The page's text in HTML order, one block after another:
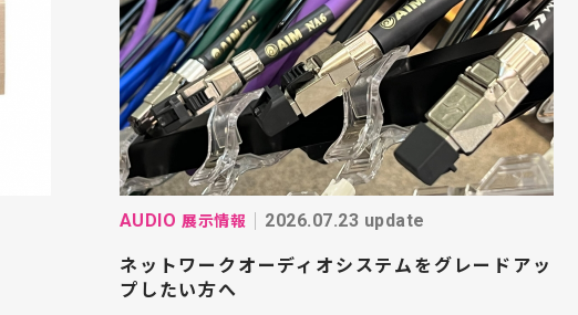
AUDIO 展示情報 2026.07.23 update
ネットワークオーディオシステムをグレードアッ
プしたい方へ